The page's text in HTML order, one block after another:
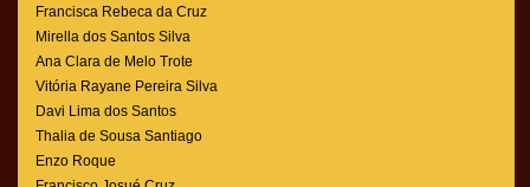
Francisca Rebeca da Cruz
Mirella dos Santos Silva
Ana Clara de Melo Trote
Vitória Rayane Pereira Silva
Davi Lima dos Santos
Thalia de Sousa Santiago
Enzo Roque